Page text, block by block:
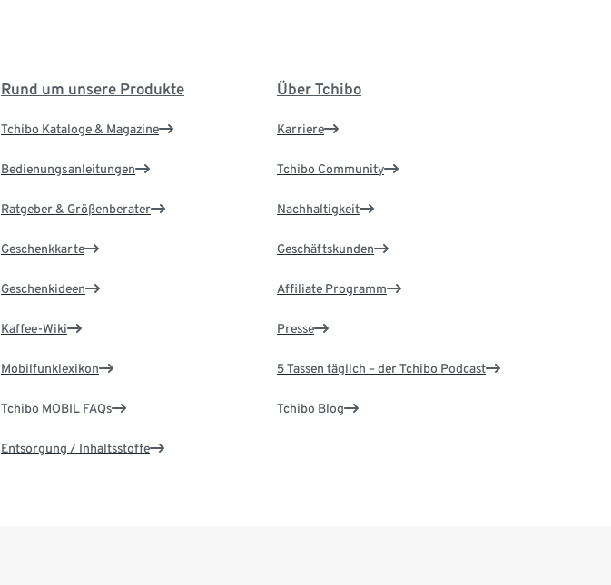
Rund um unsere Produkte
Tchibo Kataloge & Magazine
Bedienungsanleitungen
Ratgeber & Größenberater
Geschenkkarte
Geschenkideen
Kaffee-Wiki
Mobilfunklexikon
Tchibo MOBIL FAQs
Entsorgung / Inhaltsstoffe
Über Tchibo
Karriere
Tchibo Community
Nachhaltigkeit
Geschäftskunden
Affiliate Programm
Presse
5 Tassen täglich – der Tchibo Podcast
Tchibo Blog